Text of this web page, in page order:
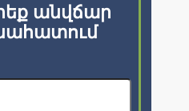
անվճար